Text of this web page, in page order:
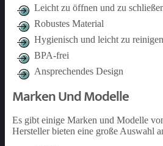
Leicht zu öffnen und zu
Robustes Material
Hygienisch und leicht zu reinigen
BPA-frei
Ansprechendes Design
Marken Und Modelle
Es gibt einige Marken und Modelle
Hersteller bieten eine große Auswahl